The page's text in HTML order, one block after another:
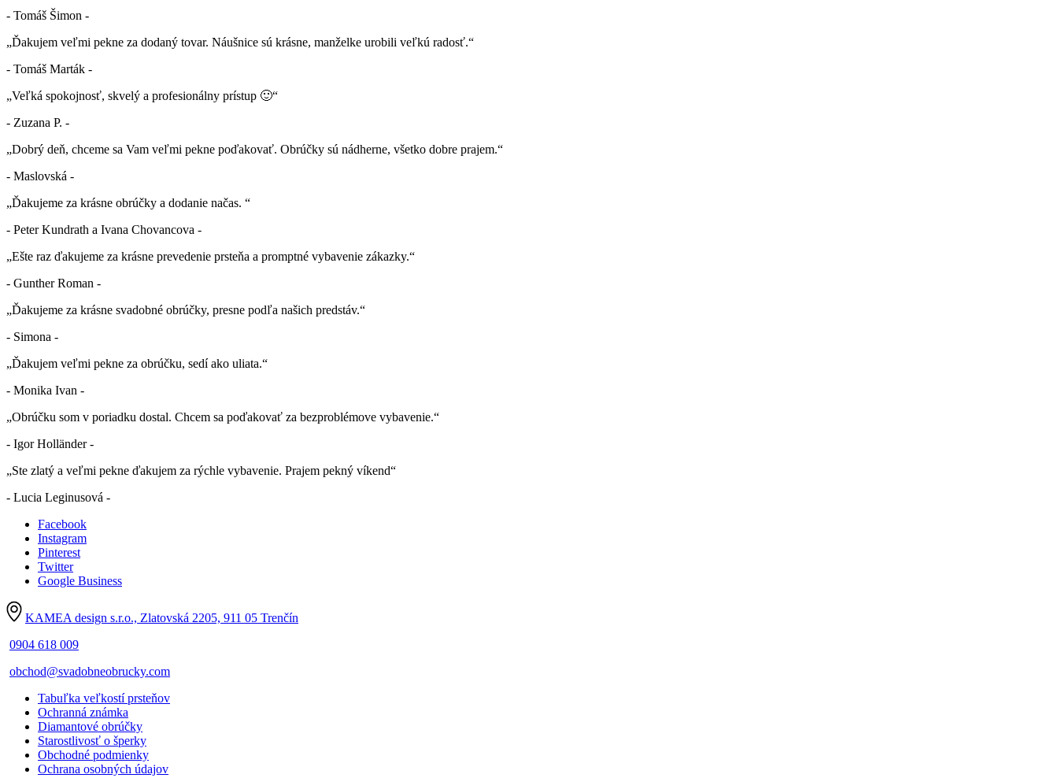
- Tomáš Šimon -
„Ďakujem veľmi pekne za dodaný tovar. Náušnice sú krásne, manželke urobili veľkú radosť.“
- Tomáš Marták -
„Veľká spokojnosť, skvelý a profesionálny prístup 🙂“
- Zuzana P. -
„Dobrý deň, chceme sa Vam veľmi pekne poďakovať. Obrúčky sú nádherne, všetko dobre prajem.“
- Maslovská -
„Ďakujeme za krásne obrúčky a dodanie načas. “
- Peter Kundrath a Ivana Chovancova -
„Ešte raz ďakujeme za krásne prevedenie prsteňa a promptné vybavenie zákazky.“
- Gunther Roman -
„Ďakujeme za krásne svadobné obrúčky, presne podľa našich predstáv.“
- Simona -
„Ďakujem veľmi pekne za obrúčku, sedí ako uliata.“
- Monika Ivan -
„Obrúčku som v poriadku dostal. Chcem sa poďakovať za bezproblémove vybavenie.“
- Igor Holländer -
„Ste zlatý a veľmi pekne ďakujem za rýchle vybavenie. Prajem pekný víkend“
- Lucia Leginusová -
Facebook
Instagram
Pinterest
Twitter
Google Business
KAMEA design s.r.o., Zlatovská 2205, 911 05 Trenčín
0904 618 009
obchod@svadobneobrucky.com
Tabuľka veľkostí prsteňov
Ochranná známka
Diamantové obrúčky
Starostlivosť o šperky
Obchodné podmienky
Ochrana osobných údajov